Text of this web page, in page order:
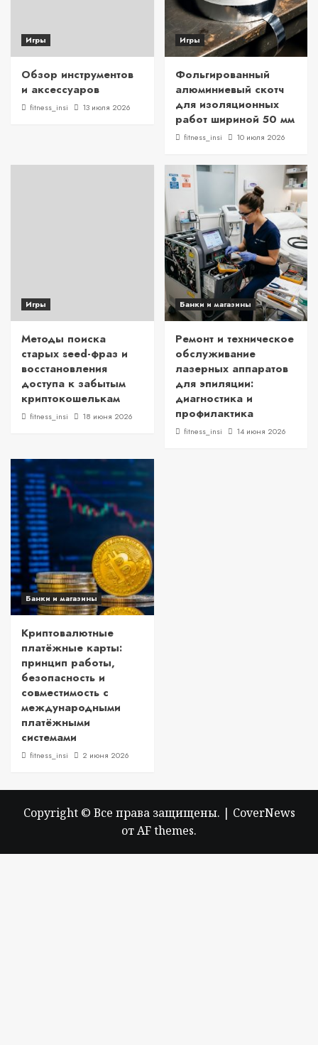
Игры
Обзор инструментов
и аксессуаров
fitness_insi 13 июля 2026
Игры
Фольгированный
алюминиевый скотч
для изоляционных
работ шириной 50 мм
fitness_insi 10 июля 2026
Игры
Методы поиска
старых seed-фраз и
восстановления
доступа к забытым
криптокошелькам
fitness_insi 18 июня 2026
Банки и магазины
Ремонт и техническое
обслуживание
лазерных аппаратов
для эпиляции:
диагностика и
профилактика
fitness_insi 14 июня 2026
Банки и магазины
Криптовалютные
платёжные карты:
принцип работы,
безопасность и
совместимость с
международными
платёжными
системами
fitness_insi 2 июня 2026
Copyright © Все права защищены. | CoverNews
от AF themes.